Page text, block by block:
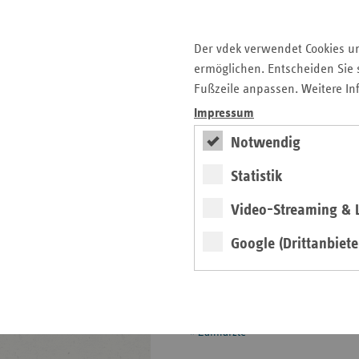
Der vdek verwendet Cookies
ermöglichen. Entscheiden
Fußzeile anpassen. Weitere
Impressum
Notwendig
Statistik
Video-Streaming &
Google
MD-Datenaustausch
Mitgliedschafts- und
Beitragsrecht
Pflegeversicherung
Prävention und
Gesundheitsförderung
Telematik
Zahnärzte